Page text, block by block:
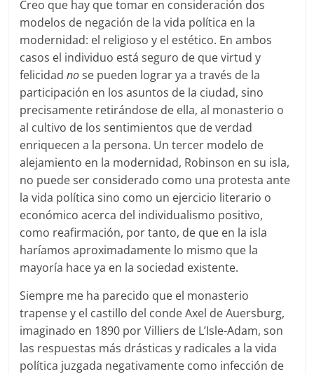
Creo que hay que tomar en consideración dos
modelos de negación de la vida política en la
modernidad: el religioso y el estético. En ambos
casos el individuo está seguro de que virtud y
felicidadnose pueden lograr ya a través de la
participación en los asuntos de la ciudad, sino
precisamente retirándose de ella, al monasterio o
al cultivo de los sentimientos que de verdad
enriquecen a la persona. Un tercer modelo de
alejamiento en la modernidad, Robinson en su isla,
no puede ser considerado como una protesta ante
la vida política sino como un ejercicio literario o
económico acerca del individualismo positivo,
como reafirmación, por tanto, de que en la isla
haríamos aproximadamente lo mismo que la
mayoría hace ya en la sociedad existente.
Siempre me ha parecido que el monasterio
trapense y el castillo del conde Axel de Auersburg,
imaginado en 1890 por Villiers de L’Isle-Adam, son
las respuestas más drásticas y radicales a la vida
política juzgada negativamente como infección de